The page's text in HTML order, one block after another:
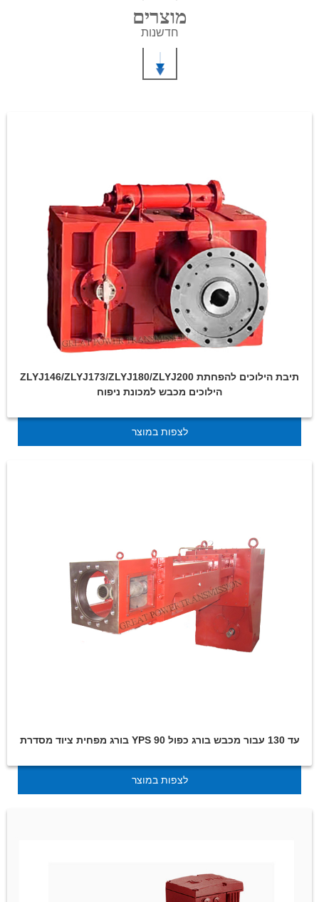
מוצרים
חדשנות
ZLYJ146/ZLYJ173/ZLYJ180/ZLYJ200 תיבת הילוכים להפחתת
הילוכים מכבש למכונת ניפוח
לצפות במוצר
בורג מפחית ציוד מסדרת YPS 90 עד 130 עבור מכבש בורג כפול
לצפות במוצר